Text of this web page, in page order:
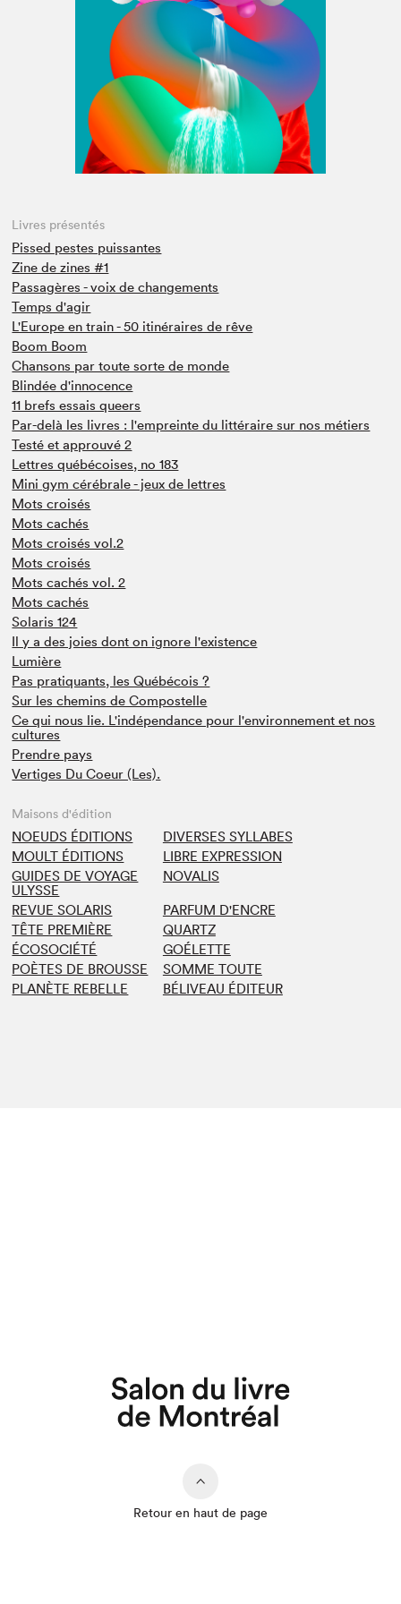
Espace médias
Livres présentés
Pissed pestes puissantes
Zine de zines #1
Passagères - voix de changements
Temps d'agir
L'Europe en train - 50 itinéraires de rêve
Boom Boom
Chansons par toute sorte de monde
Blindée d'innocence
11 brefs essais queers
Par-delà les livres : l'empreinte du littéraire sur nos métiers
Testé et approuvé 2
Lettres québécoises, no 183
Mini gym cérébrale - jeux de lettres
Mots croisés
Mots cachés
Mots croisés vol.2
Mots croisés
Mots cachés vol. 2
Mots cachés
Solaris 124
Il y a des joies dont on ignore l'existence
Lumière
Pas pratiquants, les Québécois ?
Sur les chemins de Compostelle
Ce qui nous lie. L'indépendance pour l'environnement et nos
cultures
Prendre pays
Vertiges Du Coeur (Les).
Maisons d'édition
NOEUDS ÉDITIONS
DIVERSES SYLLABES
MOULT ÉDITIONS
LIBRE EXPRESSION
GUIDES DE VOYAGE
ULYSSE
NOVALIS
REVUE SOLARIS
PARFUM D'ENCRE
TÊTE PREMIÈRE
QUARTZ
ÉCOSOCIÉTÉ
GOÉLETTE
POÈTES DE BROUSSE
SOMME TOUTE
PLANÈTE REBELLE
BÉLIVEAU ÉDITEUR
Retour en haut de page